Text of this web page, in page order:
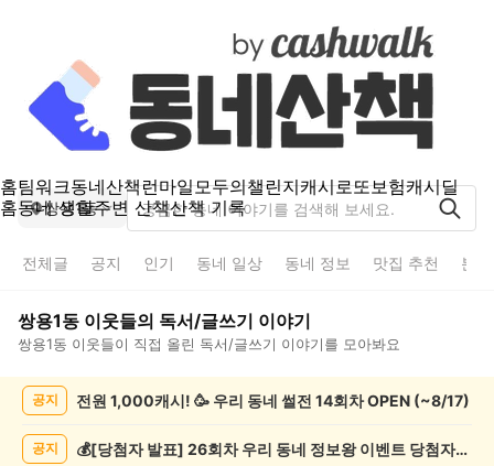
홈팀워크동네산책런마일모두의챌린지캐시로또보험캐시딜
홈동네 생활주변 산책산책 기록
쌍용1동
전체글 공지 인기 동네 일상 동네 정보 맛집 추천 분
쌍용1동 이웃들의 독서/글쓰기 이야기
쌍용1동 이웃들이 직접 올린 독서/글쓰기 이야기를 모아봐요
공지 전원 1,000캐시! 🥳 우리 동네 썰전 14회차 OPEN (~8/17)
공지 💰[당첨자 발표] 26회차 우리 동네 정보왕 이벤트 당첨자를 발표합니다!